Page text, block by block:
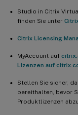
Studio in Citrix
finden Sie unter
Citrix Licensing
MyAccount auf
Lizenzen auf
Stellen Sie sicher,
bereithalten, bevor
Produktlizenzen